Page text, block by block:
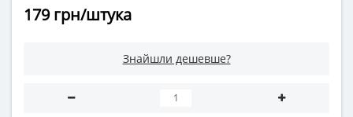
179 грн/штука
Знайшли дешевше?